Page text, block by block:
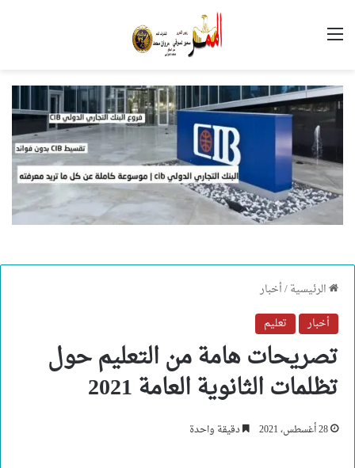
القائمة
الرئيسية/أخبار
أخبار
تعليم
تصريحات هامة من التعليم حول
تظلمات الثانوية العامة 2021
28 أغسطس، 2021 دقيقة واحدة